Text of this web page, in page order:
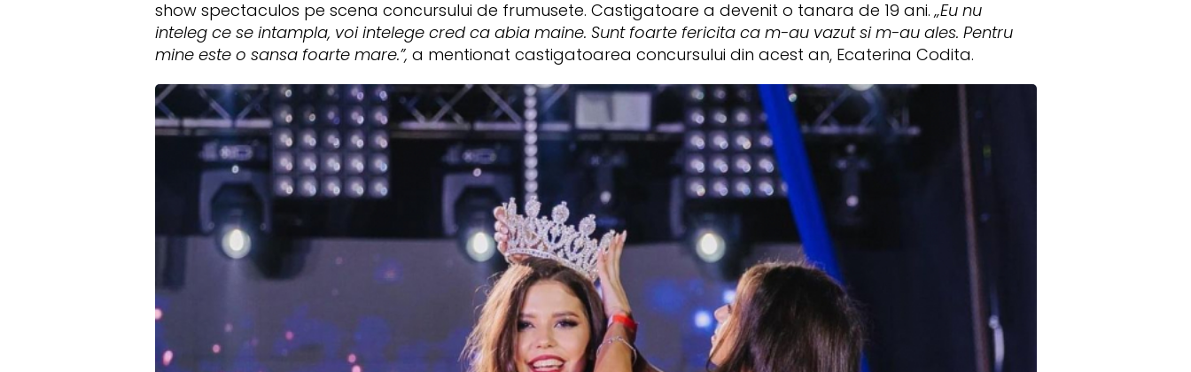
show spectaculos pe scena concursului de frumusete. Castigatoare a devenit o tanara de 19 ani. „Eu nu
inteleg ce se intampla, voi intelege cred ca abia maine. Sunt foarte fericita ca m-au vazut si m-au ales. Pentru
mine este o sansa foarte mare.”, a mentionat castigatoarea concursului din acest an, Ecaterina Codita.